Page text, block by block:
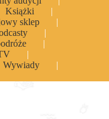
Książki
sklep
Wywiady